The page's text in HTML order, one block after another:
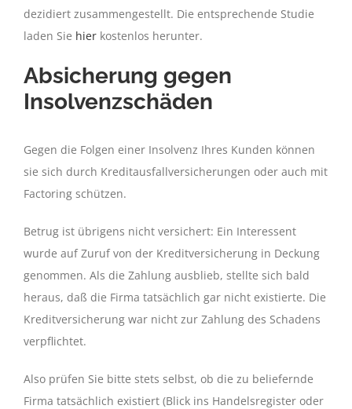
dezidiert zusammengestellt. Die entsprechende Studie
laden Sie hier kostenlos herunter.
Absicherung gegen
Insolvenzschäden
Gegen die Folgen einer Insolvenz Ihres Kunden können
sie sich durch Kreditausfallversicherungen oder auch mit
Factoring schützen.
Betrug ist übrigens nicht versichert: Ein Interessent
wurde auf Zuruf von der Kreditversicherung in Deckung
genommen. Als die Zahlung ausblieb, stellte sich bald
heraus, daß die Firma tatsächlich gar nicht existierte. Die
Kreditversicherung war nicht zur Zahlung des Schadens
verpflichtet.
Also prüfen Sie bitte stets selbst, ob die zu beliefernde
Firma tatsächlich existiert (Blick ins Handelsregister oder